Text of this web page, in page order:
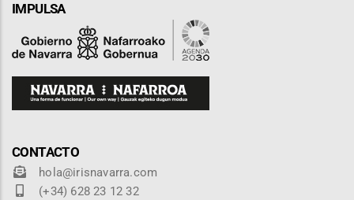
IMPULSA
CONTACTO
hola@irisnavarra.com
(+34) 628 23 12 32